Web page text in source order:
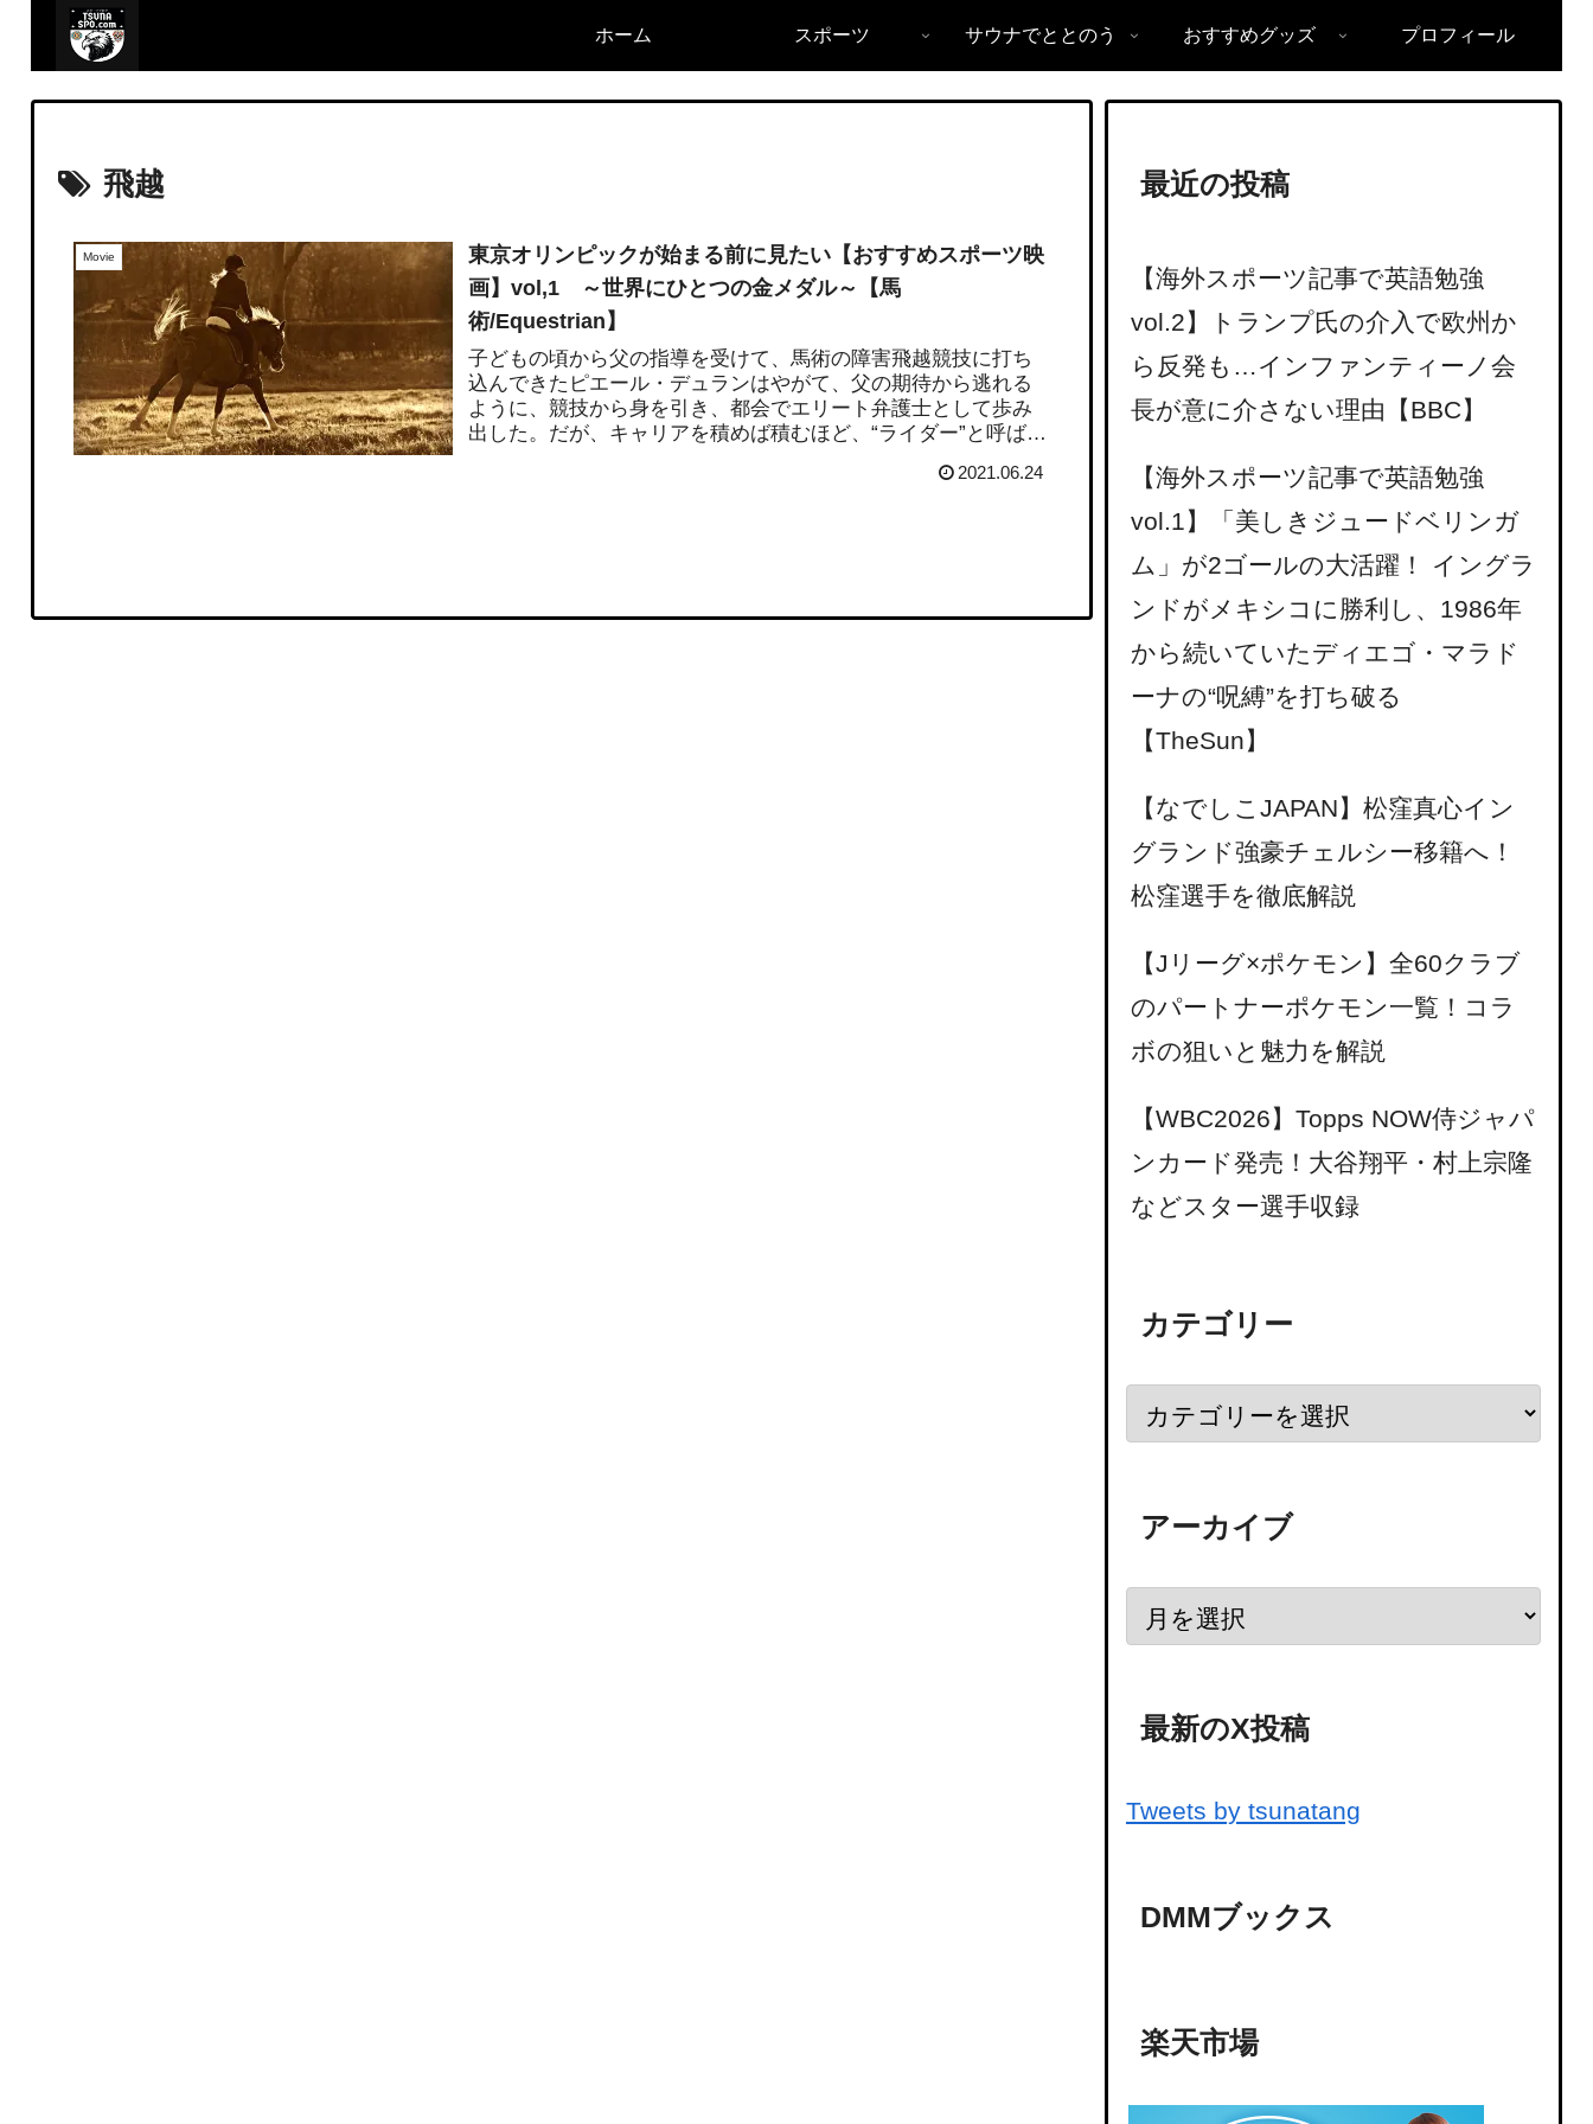
ホーム スポーツ サウナでととのう おすすめグッズ プロフィール
飛越
Movie
東京オリンピックが始まる前に見たい【おすすめスポーツ映
画】vol,1 ～世界にひとつの金メダル～【馬
術/Equestrian】
子どもの頃から父の指導を受けて、馬術の障害飛越競技に打ち
込んできたピエール・デュランはやがて、父の期待から逃れる
ように、競技から身を引き、都会でエリート弁護士として歩み
出した。だが、キャリアを積めば積むほど、“ライダー”と呼ばれ
2021.06.24
最近の投稿
【海外スポーツ記事で英語勉強
vol.2】トランプ氏の介入で欧州か
ら反発も…インファンティーノ会
長が意に介さない理由【BBC】
【海外スポーツ記事で英語勉強
vol.1】「美しきジュードベリンガ
ム」が2ゴールの大活躍！ イングラ
ンドがメキシコに勝利し、1986年
から続いていたディエゴ・マラド
ーナの“呪縛”を打ち破る
【TheSun】
【なでしこJAPAN】松窪真心イン
グランド強豪チェルシー移籍へ！
松窪選手を徹底解説
【Jリーグ×ポケモン】全60クラブ
のパートナーポケモン一覧！コラ
ボの狙いと魅力を解説
【WBC2026】Topps NOW侍ジャパ
ンカード発売！大谷翔平・村上宗隆
などスター選手収録
カテゴリー
アーカイブ
最新のX投稿
Tweets by tsunatang
DMMブックス
楽天市場